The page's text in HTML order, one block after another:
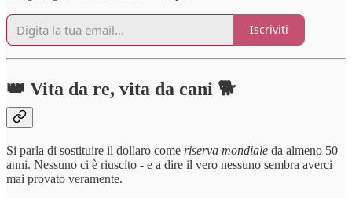
Iscriviti
👑 Vita da re, vita da cani 🐕
Si parla di sostituire il dollaro come riserva mondiale da almeno 50
anni. Nessuno ci è riuscito - e a dire il vero nessuno sembra averci
mai provato veramente.